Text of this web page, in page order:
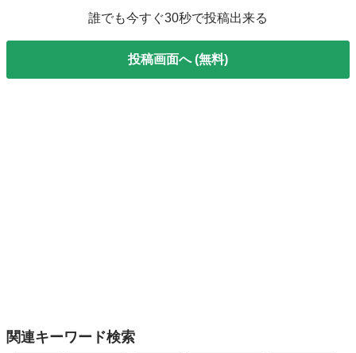
誰でも今すぐ30秒で投稿出来る
投稿画面へ (無料)
関連キーワード検索